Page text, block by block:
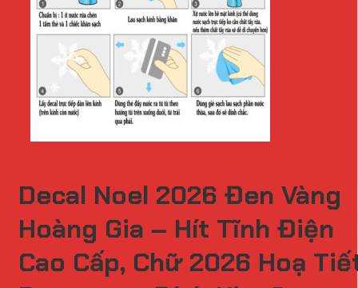
Decal Noel 2026 Đen Vàng
Hoàng Gia – Hít Tĩnh Điện
Cao Cấp, Chữ 2026 Hoạ